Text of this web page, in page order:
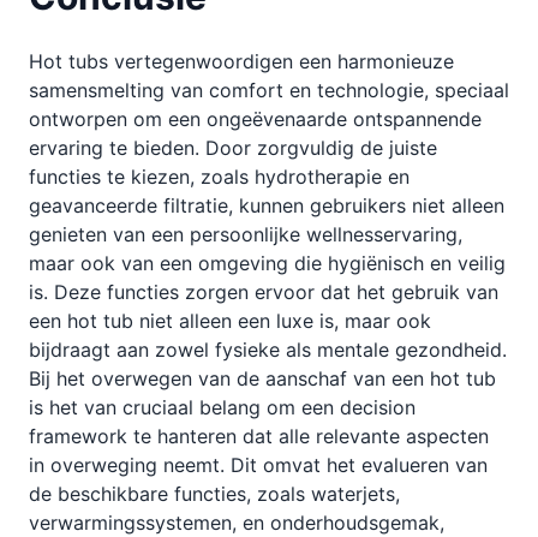
Hot tubs vertegenwoordigen een harmonieuze
samensmelting van comfort en technologie, speciaal
ontworpen om een ongeëvenaarde ontspannende
ervaring te bieden. Door zorgvuldig de juiste
functies te kiezen, zoals hydrotherapie en
geavanceerde filtratie, kunnen gebruikers niet alleen
genieten van een persoonlijke wellnesservaring,
maar ook van een omgeving die hygiënisch en veilig
is. Deze functies zorgen ervoor dat het gebruik van
een hot tub niet alleen een luxe is, maar ook
bijdraagt aan zowel fysieke als mentale gezondheid.
Bij het overwegen van de aanschaf van een hot tub
is het van cruciaal belang om een decision
framework te hanteren dat alle relevante aspecten
in overweging neemt. Dit omvat het evalueren van
de beschikbare functies, zoals waterjets,
verwarmingssystemen, en onderhoudsgemak,